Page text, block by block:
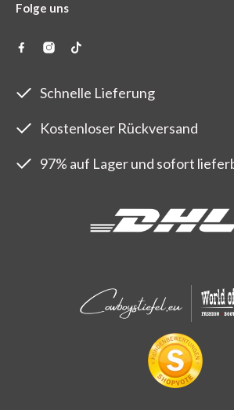
Folge uns
Schnelle Lieferung
Kostenloser Rückversand
97% auf Lager und sofort